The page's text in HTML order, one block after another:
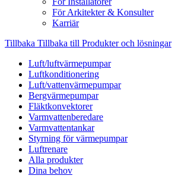
För Arkitekter & Konsulter
Karriär
Tillbaka Tillbaka till Produkter och lösningar
Luft/luftvärmepumpar
Luftkonditionering
Luft/vattenvärmepumpar
Bergvärmepumpar
Fläktkonvektorer
Varmvattenberedare
Varmvattentankar
Styrning för värmepumpar
Luftrenare
Alla produkter
Dina behov